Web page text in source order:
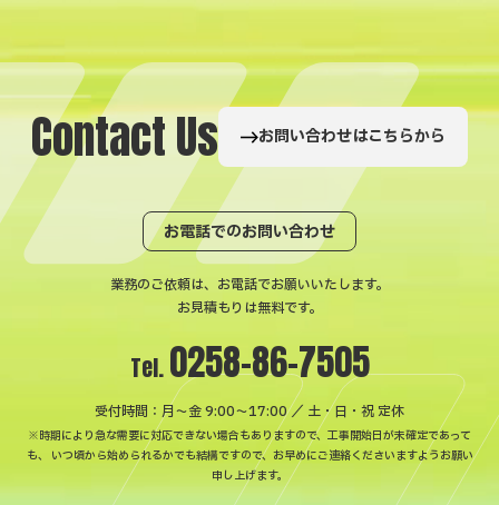
ContactUs お問い合わせはこちらから
お電話でのお問い合わせ
業務のご依頼は、お電話でお願いいたします。
お見積もりは無料です。
Tel.0258-86-7505
受付時間：月〜金 9:00～17:00 ／ 土・日・祝 定休
※時期により急な需要に対応できない場合もありますので、工事開始日が未確定であって
も、
いつ頃から始められるかでも結構ですので、お早めにご連絡くださいますようお願い
申し上げます。